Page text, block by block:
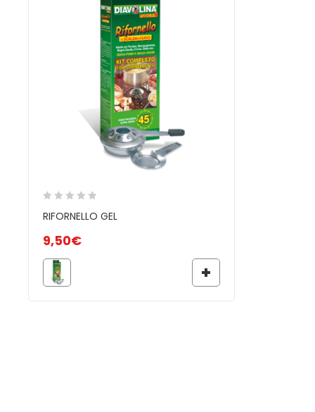
RIFORNELLO GEL
9,50€